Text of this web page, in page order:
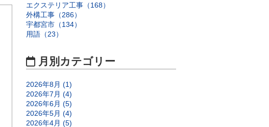
エクステリア工事（168）
外構工事（286）
宇都宮市（134）
用語（23）
月別カテゴリー
2026年8月 (1)
2026年7月 (4)
2026年6月 (5)
2026年5月 (4)
2026年4月 (5)